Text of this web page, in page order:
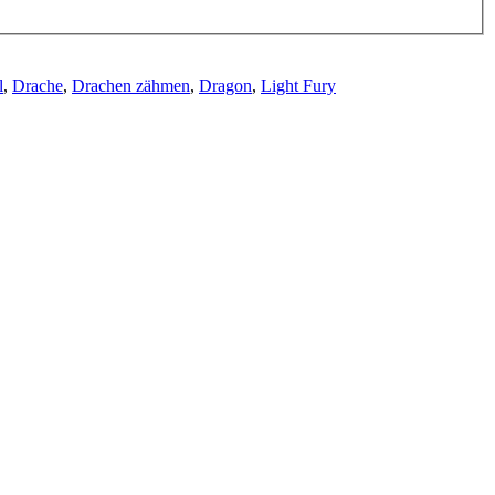
, Drache, Drachen zähmen, Dragon, Light Fury